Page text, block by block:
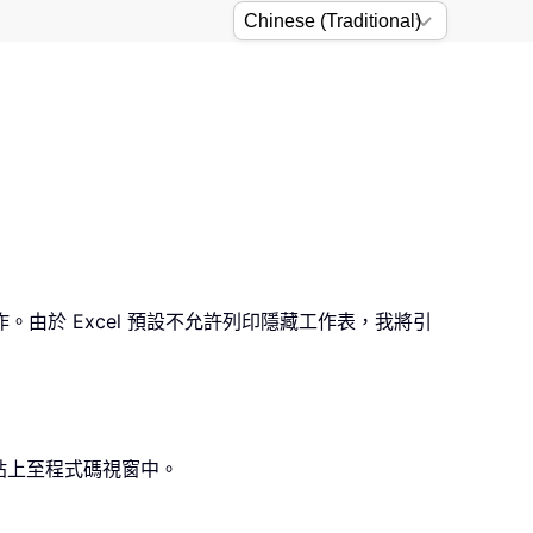
由於 Excel 預設不允許列印隱藏工作表，我將引
至程式碼視窗中。